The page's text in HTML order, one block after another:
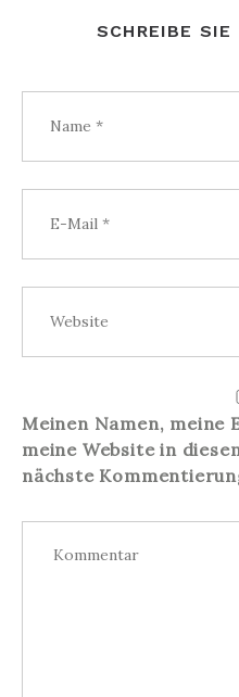
SCHREIBE
Meinen Namen, meine
meine Website in
nächste